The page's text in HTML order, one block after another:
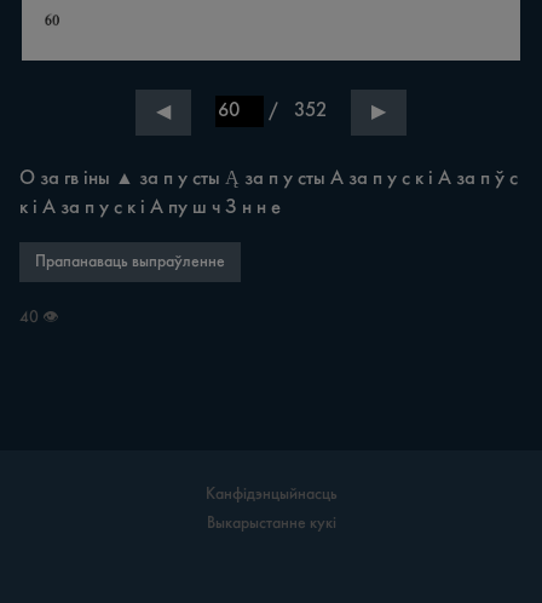
◀ / 352 ▶
О за гв іны ▲ за п у сты Ą за п у сты А за п у с к і A за п ў с
к і A за п у с к і А пу ш ч З н н е
Прапанаваць выпраўленне
40 👁
Канфідэнцыйнасць
Выкарыстанне кукі